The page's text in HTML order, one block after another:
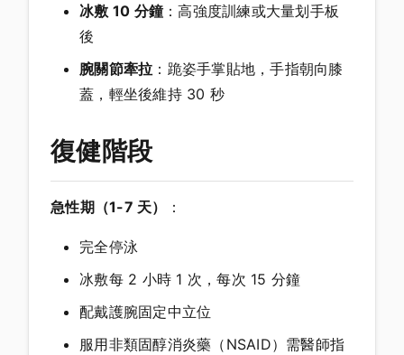
冰敷 10 分鐘：高強度訓練或大量划手板
後
腕關節牽拉 ：跪姿手掌貼地，手指朝向膝
蓋，輕坐後維持 30 秒
復健階段
急性期（1-7 天） ：
完全停泳
冰敷每 2 小時 1 次，每次 15 分鐘
配戴護腕固定中立位
服用非類固醇消炎藥（NSAID）需醫師指